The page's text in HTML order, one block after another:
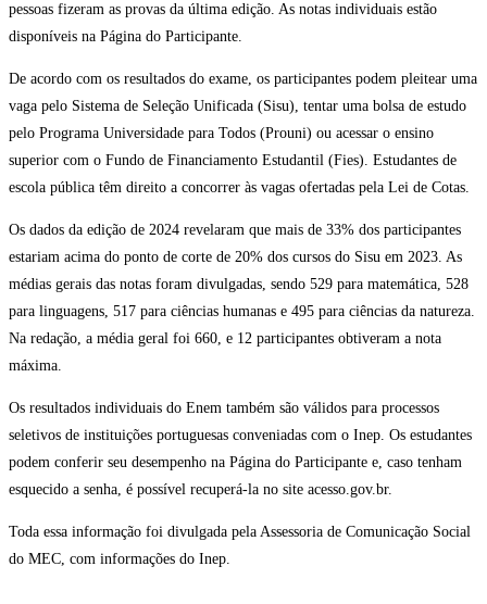
pessoas fizeram as provas da última edição. As notas individuais estão
disponíveis na Página do Participante.
De acordo com os resultados do exame, os participantes podem pleitear uma
vaga pelo Sistema de Seleção Unificada (Sisu), tentar uma bolsa de estudo
pelo Programa Universidade para Todos (Prouni) ou acessar o ensino
superior com o Fundo de Financiamento Estudantil (Fies). Estudantes de
escola pública têm direito a concorrer às vagas ofertadas pela Lei de Cotas.
Os dados da edição de 2024 revelaram que mais de 33% dos participantes
estariam acima do ponto de corte de 20% dos cursos do Sisu em 2023. As
médias gerais das notas foram divulgadas, sendo 529 para matemática, 528
para linguagens, 517 para ciências humanas e 495 para ciências da natureza.
Na redação, a média geral foi 660, e 12 participantes obtiveram a nota
máxima.
Os resultados individuais do Enem também são válidos para processos
seletivos de instituições portuguesas conveniadas com o Inep. Os estudantes
podem conferir seu desempenho na Página do Participante e, caso tenham
esquecido a senha, é possível recuperá-la no site acesso.gov.br.
Toda essa informação foi divulgada pela Assessoria de Comunicação Social
do MEC, com informações do Inep.